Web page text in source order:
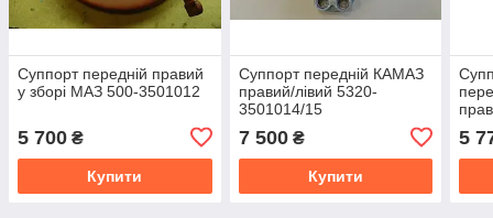
Суппорт передній правий
у зборі МАЗ 500-3501012
5 700 ₴
Купити
Суппорт передній КАМАЗ
правий/лівий 5320-
3501014/15
7 500₴
Купити
5